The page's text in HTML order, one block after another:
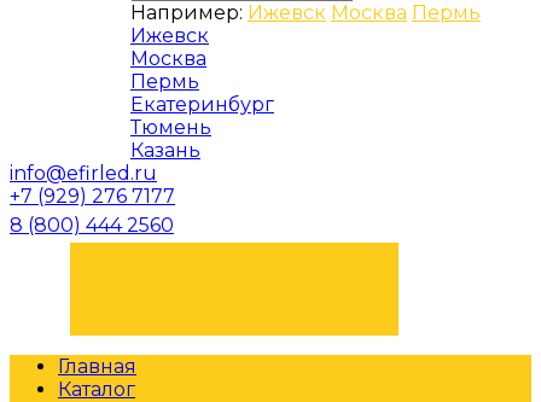
Например: Ижевск Москва Пермь
Ижевск
Москва
Пермь
Екатеринбург
Тюмень
Казань
info@efirled.ru
+7 (929) 276 7177
8 (800) 444 2560
Главная
Каталог